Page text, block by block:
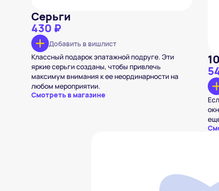
Серьги
430 ₽
Добавить в вишлист
Классный подарок эпатажной подруге. Эти
яркие серьги созданы, чтобы привлечь
максимум внимания к ее неординарности на
любом мероприятии.
Смотреть в магазине